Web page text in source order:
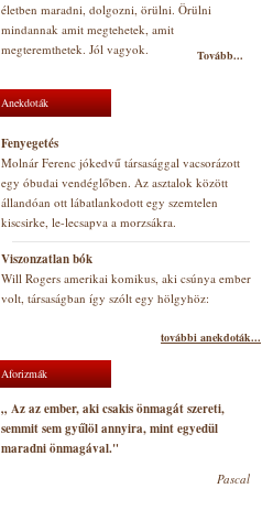
életben maradni, dolgozni, örülni. Örülni
mindannak amit megtehetek, amit
megteremthetek. Jól vagyok.
Tovább...
Anekdoták
Fenyegetés
Molnár Ferenc jókedvű társasággal vacsorázott
egy óbudai vendéglőben. Az asztalok között
állandóan ott lábatlankodott egy szemtelen
kiscsirke, le-lecsapva a morzsákra.
Viszonzatlan bók
Will Rogers amerikai komikus, aki csúnya ember
volt, társaságban így szólt egy hölgyhöz:
további anekdoták...
Aforizmák
„ Az az ember, aki csakis önmagát szereti,
semmit sem gyűlöl annyira, mint egyedül
maradni önmagával."
Pascal